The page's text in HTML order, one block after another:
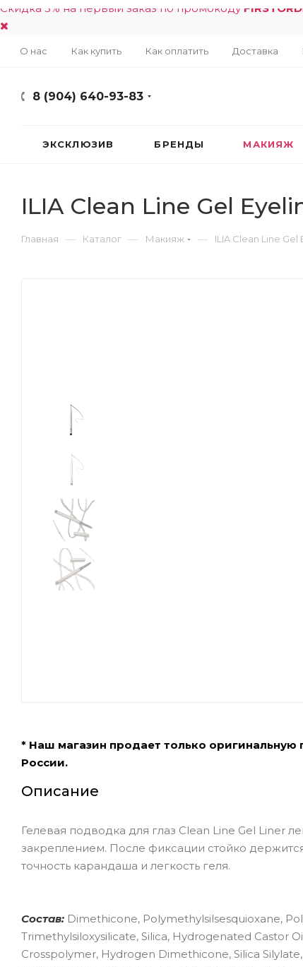
Скидка 5% на первый заказ по промокоду
О нас Как купить Как оплатить Доставка
8 (904) 640-93-83
ЭКСКЛЮЗИВ БРЕНДЫ МАКИЯЖ
ILIA Clean Line Gel
Главная — Каталог — Макияж — ILIA Clean Line Gel
* Наш магазин продает только
России.
Описание
Гелевая подводка для глаз Clean Line Gel Liner
закреплением. После фиксации стойко
точность карандаша и легкость геля.
Состав: Dimethicone, Polymethylsilsesquioxane,
Trimethylsiloxysilicate, Silica, Hydrogenated Castor
Crosspolymer, Hydrogen Dimethicone, Silica